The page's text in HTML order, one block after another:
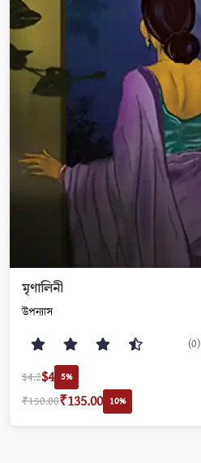
মৃণালিনী
উপন্যাস
(0)
$4.2$4 5%
₹150.00₹135.00 10%